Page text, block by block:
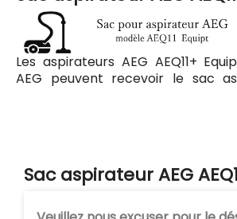
Les aspirateurs AEG AEQ11+
AEG peuvent recevoir le sac
Sac aspirateur AEG